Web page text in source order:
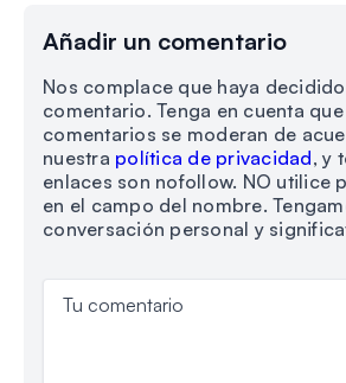
Añadir un comentario
Nos complace que haya
comentario. Tenga en cuenta
comentarios se moderan de
nuestra política de privacidad, y
enlaces son nofollow. NO utilice
en el campo del nombre.
conversación personal y
Tu comentario